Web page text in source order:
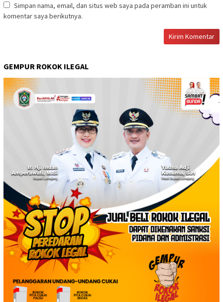
Simpan nama, email, dan situs web saya pada peramban ini untuk
komentar saya berikutnya.
GEMPUR ROKOK ILEGAL